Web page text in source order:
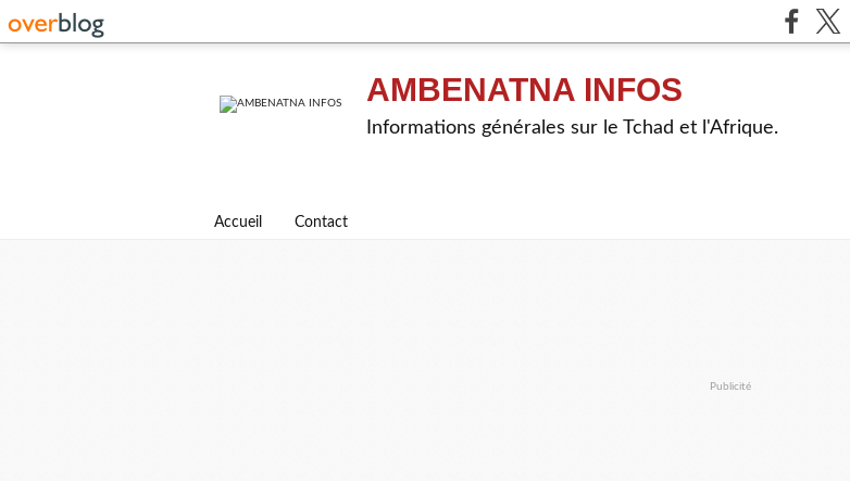
AMBENATNA INFOS
Informations générales sur le Tchad et l'Afrique.
Accueil Contact
Publicité